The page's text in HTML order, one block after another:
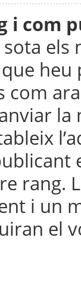
i com
com
rang.
i un
el